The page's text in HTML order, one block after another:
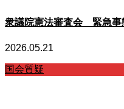
衆議院憲法審査会 緊急事
2026.05.21
国会質疑